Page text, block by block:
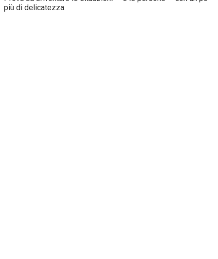
più di delicatezza.